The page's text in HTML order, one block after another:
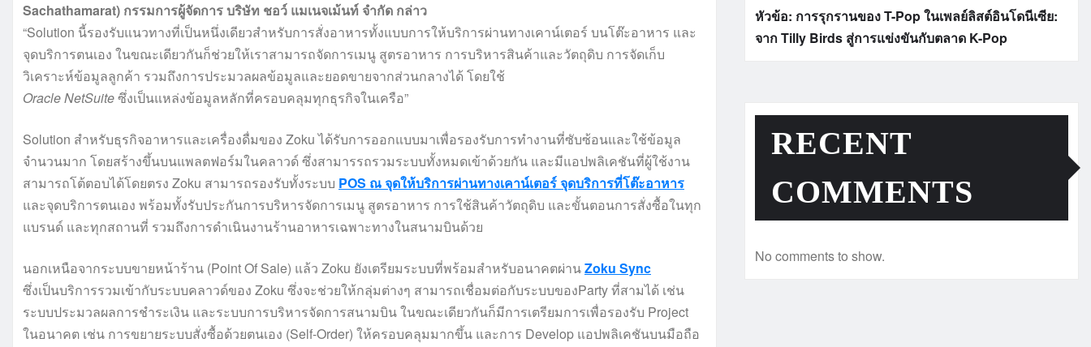
Sachathamarat) กรรมการผู้จัดการบริษัท ชอว์ แมเนจเม้นท์ จำกัด กล่าว
“Solution นี้รองรับแนวทางที่เป็นหนึ่งเดียวสำหรับการสั่งอาหารทั้งแบบการให้บริการผ่านทางเคาน์เตอร์ บนโต๊ะอาหาร และ
จุดบริการตนเอง ในขณะเดียวกันก็ช่วยให้เราสามารถจัดการเมนู สูตรอาหาร การบริหารสินค้าและวัตถุดิบ การจัดเก็บ
วิเคราะห์ข้อมูลลูกค้า รวมถึงการประมวลผลข้อมูลและยอดขายจากส่วนกลางได้ โดยใช้
Oracle NetSuiteซึ่งเป็นแหล่งข้อมูลหลักที่ครอบคลุมทุกธุรกิจในเครือ”
Solution สำหรับธุรกิจอาหารและเครื่องดื่มของ Zoku ได้รับการออกแบบมาเพื่อรองรับการทำงานที่ซับซ้อนและใช้ข้อมูล
จำนวนมาก โดยสร้างขึ้นบนแพลตฟอร์มในคลาวด์ ซึ่งสามารรถรวมระบบทั้งหมดเข้าด้วยกัน และมีแอปพลิเคชันที่ผู้ใช้งาน
สามารถโต้ตอบได้โดยตรง Zoku สามารถรองรับทั้งระบบ POS ณ จุดให้บริการผ่านทางเคาน์เตอร์ จุดบริการที่โต๊ะอาหาร
และจุดบริการตนเอง พร้อมทั้งรับประกันการบริหารจัดการเมนู สูตรอาหาร การใช้สินค้าวัตถุดิบ และขั้นตอนการสั่งซื้อในทุก
แบรนด์ และทุกสถานที่ รวมถึงการดำเนินงานร้านอาหารเฉพาะทางในสนามบินด้วย
นอกเหนือจากระบบขายหน้าร้าน (Point Of Sale) แล้ว Zoku ยังเตรียมระบบที่พร้อมสำหรับอนาคตผ่านZoku Sync
ซึ่งเป็นบริการรวมเข้ากับระบบคลาวด์ของ Zoku ซึ่งจะช่วยให้กลุ่มต่างๆ สามารถเชื่อมต่อกับระบบของParty ที่สามได้ เช่น
ระบบประมวลผลการชำระเงิน และระบบการบริหารจัดการสนามบิน ในขณะเดียวกันก็มีการเตรียมการเพื่อรองรับ Project
ในอนาคต เช่น การขยายระบบสั่งซื้อด้วยตนเอง (Self-Order) ให้ครอบคลุมมากขึ้น และการ Develop แอปพลิเคชันบนมือถือ
หัวข้อ: การรุกรานของ T-Pop ในเพลย์ลิสต์อินโดนีเซีย:
จาก Tilly Birds สู่การแข่งขันกับตลาด K-Pop
RECENT
COMMENTS
No comments to show.